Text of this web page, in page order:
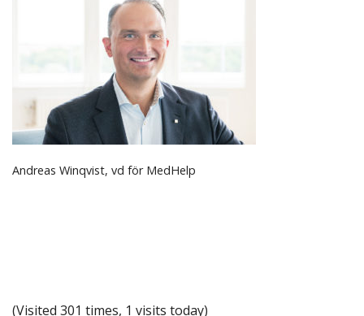
Andreas Winqvist, vd för MedHelp
(Visited 301 times, 1 visits today)